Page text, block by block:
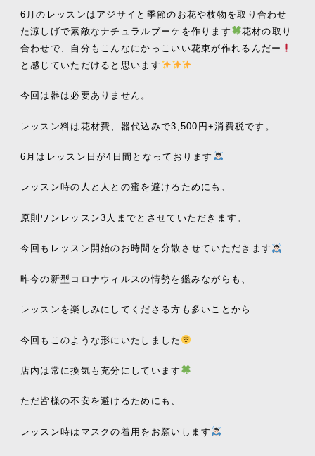
6月のレッスンはアジサイと季節のお花や枝物を取り合わせ
た涼しげで素敵なナチュラルブーケを作ります
花材の取り
合わせで、自分もこんなにかっこいい花束が作れるんだー
と感じていただけると思います
今回は器は必要ありません。
レッスン料は花材費、器代込みで3,500 円+消費税です。
6 月はレッスン日が4 日間となっております
レッスン時の人と人との蜜を避けるためにも、
原則ワンレッスン3 人までとさせていただきます。
今回もレッスン開始のお時間を分散させていただきます
昨今の新型コロナウィルスの情勢を鑑みながらも、
レッスンを楽しみにしてくださる方も多いことから
今回もこのような形にいたしました
店内は常に換気も充分にしています
ただ皆様の不安を避けるためにも、
レッスン時はマスクの着用をお願いします